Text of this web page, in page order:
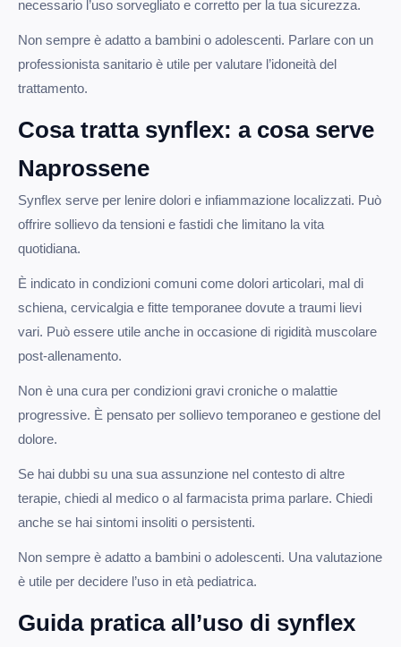
necessario l’uso sorvegliato e corretto per la tua sicurezza.
Non sempre è adatto a bambini o adolescenti. Parlare con un
professionista sanitario è utile per valutare l’idoneità del
trattamento.
Cosa tratta synflex: a cosa serve
Naprossene
Synflex serve per lenire dolori e infiammazione localizzati. Può
offrire sollievo da tensioni e fastidi che limitano la vita
quotidiana.
È indicato in condizioni comuni come dolori articolari, mal di
schiena, cervicalgia e fitte temporanee dovute a traumi lievi
vari. Può essere utile anche in occasione di rigidità muscolare
post-allenamento.
Non è una cura per condizioni gravi croniche o malattie
progressive. È pensato per sollievo temporaneo e gestione del
dolore.
Se hai dubbi su una sua assunzione nel contesto di altre
terapie, chiedi al medico o al farmacista prima parlare. Chiedi
anche se hai sintomi insoliti o persistenti.
Non sempre è adatto a bambini o adolescenti. Una valutazione
è utile per decidere l’uso in età pediatrica.
Guida pratica all’uso di synflex